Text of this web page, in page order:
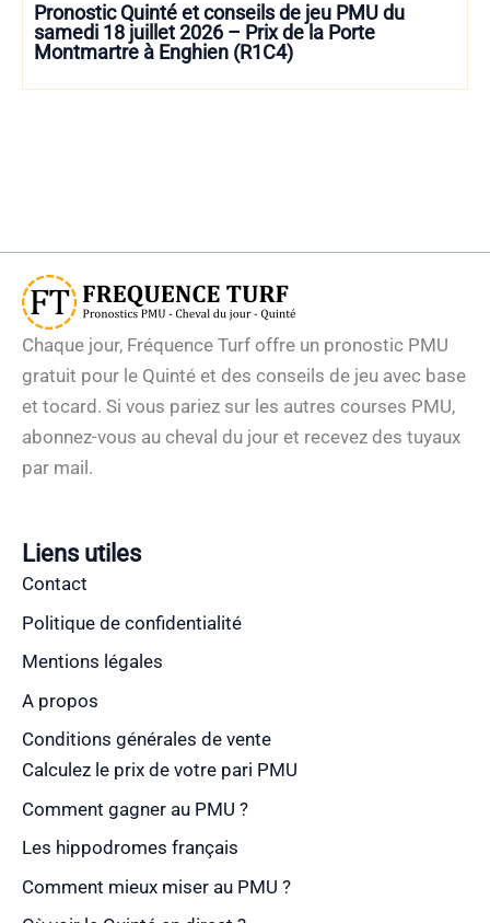
Pronostic Quinté et conseils de jeu PMU du
samedi 18 juillet 2026 – Prix de la Porte
Montmartre à Enghien (R1C4)
Chaque jour, Fréquence Turf offre un pronostic PMU
gratuit pour le Quinté et des conseils de jeu avec base
et tocard. Si vous pariez sur les autres courses PMU,
abonnez-vous au cheval du jour et recevez des tuyaux
par mail.
Liens utiles
Contact
Politique de confidentialité
Mentions légales
A propos
Conditions générales de vente
Calculez le prix de votre pari PMU
Comment gagner au PMU ?
Les hippodromes français
Comment mieux miser au PMU ?